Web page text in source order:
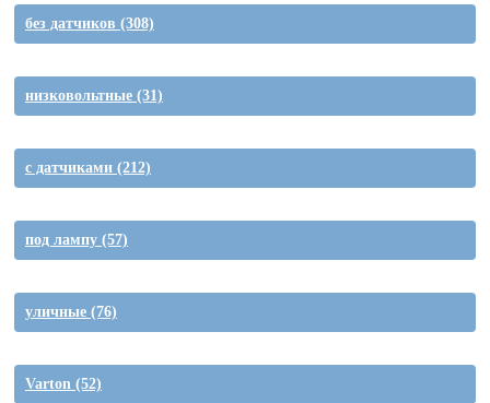
без датчиков (308)
низковольтные (31)
с датчиками (212)
под лампу (57)
уличные (76)
Varton (52)